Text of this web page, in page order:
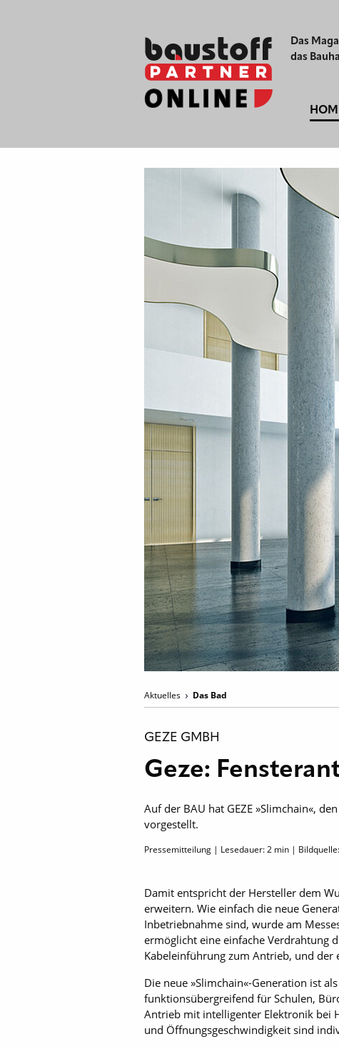
Das
das
Aktuelles Das Bad
GEZE GMBH
Geze:
Auf der BAU hat GEZE »Slimchain«,
vorgestellt.
Pressemitteilung | Lesedauer:2 min | Bildquelle:
Damit entspricht der Hersteller dem
erweitern. Wie einfach die neue
Inbetriebnahme sind, wurde am
ermöglicht eine einfache Verdrahtung
Kabeleinführung zum Antrieb, und der
Die neue »Slimchain«-Generation ist
funktionsübergreifend für Schulen,
Antrieb mit intelligenter Elektronik bei
und Öffnungsgeschwindigkeit sind